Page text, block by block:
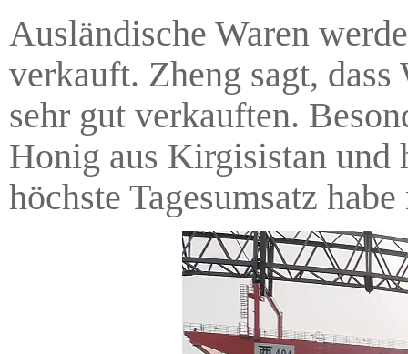
Ausländische Waren
verkauft. Zheng sagt, dass
sehr gut verkauften.
Honig aus Kirgisistan und
höchste Tagesumsatz